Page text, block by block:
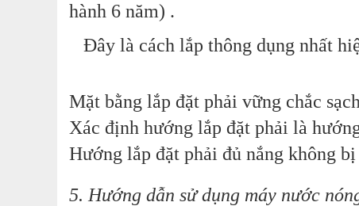
hành 6 năm) .
Đây là cách lắp thông dụng nhất
Mặt bằng lắp đặt phải vững chắc
Xác định hướng lắp đặt phải là
Hướng lắp đặt phải đủ nắng không
5. Hướng dẫn sử dụng máy nước